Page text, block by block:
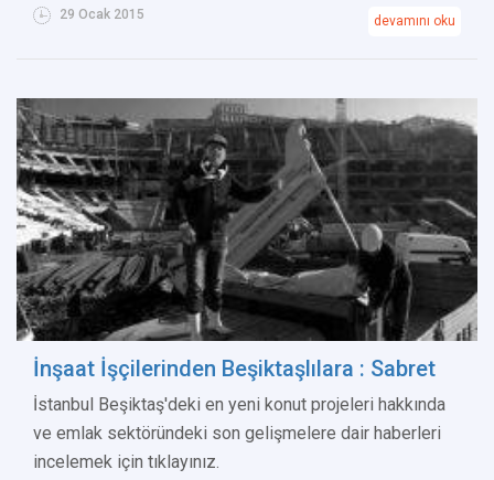
29 Ocak 2015 devamını oku
İnşaat İşçilerinden Beşiktaşlılara : Sabret
İstanbul Beşiktaş'deki en yeni konut projeleri hakkında
ve emlak sektöründeki son gelişmelere dair haberleri
incelemek için tıklayınız.